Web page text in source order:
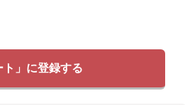
」に登録する